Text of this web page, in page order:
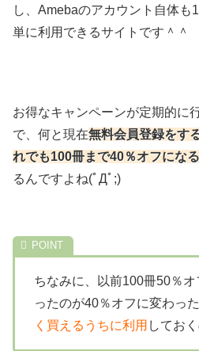
し、Amebaのアカウント自体も
単に利用できるサイトです＾＾
お得なキャンペーンが定期的に
で、何と現在無料会員登録をす
れでも100冊まで40％オフにな
るんですよね(ﾟДﾟ;)
ちなみに、以前100冊50％
ったのが40％オフに変わっ
く買えるうちに利用 してお